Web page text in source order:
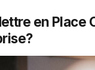
en Place